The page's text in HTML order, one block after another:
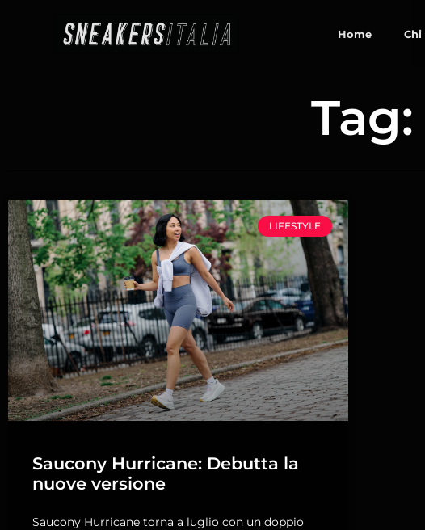
Home Chi
LIFESTYLE
Saucony Hurricane: Debutta la
nuove versione
Saucony Hurricane torna a luglio con un doppio